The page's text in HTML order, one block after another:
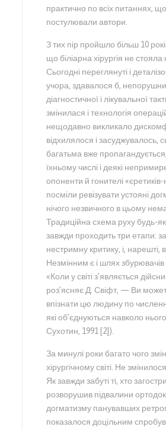
практично по всіх питаннях, що
постулювали автори.
З тих пір пройшло більш 10
що біліарна хірургія не стояла
Сьогодні переглянуті і
учора, здавалося б,
діагностичної і лікувальної
змінилася і технологія
нещодавно викликало
відхилялося і засуджувалось,
багатьма вже
їхньому числі і деякі
опоненти й гонителі «єретиків-
посміли ревізувати устояні
нічого незвичного в цьому
Традиційна схема руху будь-
завжди проходить три етапи:
нестримну критику, і, нарешті,
Незмінним є і шлях збурювачів
«Коли у світі з’являється
роз’ясняє Д. Свіфт, — Ви
впізнати цю людину по
які об’єднуються навколо
Сухотин, 1991 [2]).
За минулі роки багато чого
хірургічному світі. Не
Як завжди забуті ті, хто
розворушив підвалини
догматизму панувавших
показалося доцільним